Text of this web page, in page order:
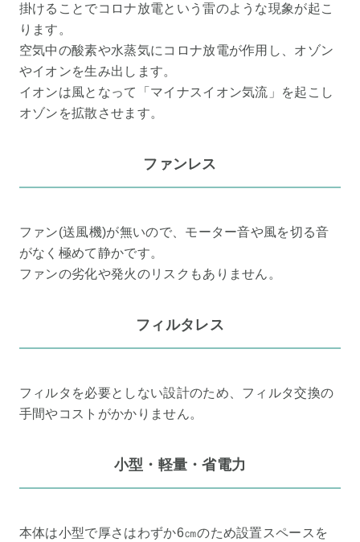
掛けることでコロナ放電という雷のような現象が起こ
ります。
空気中の酸素や水蒸気にコロナ放電が作用し、オゾン
やイオンを生み出します。
イオンは風となって「マイナスイオン気流」を起こし
オゾンを拡散させます。
ファンレス
ファン(送風機)が無いので、モーター音や風を切る音
がなく極めて静かです。
ファンの劣化や発火のリスクもありません。
フィルタレス
フィルタを必要としない設計のため、フィルタ交換の
手間やコストがかかりません。
小型・軽量・省電力
本体は小型で厚さはわずか6㎝のため設置スペースを